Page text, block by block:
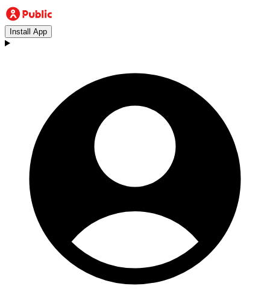
Install App